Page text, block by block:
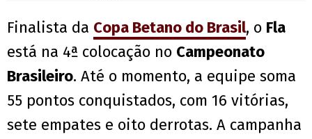
Finalista da Copa Betano do Brasil, o Fla
está na 4ª colocação no Campeonato
Brasileiro. Até o momento, a equipe soma
55 pontos conquistados, com 16 vitórias,
sete empates e oito derrotas. A campanha